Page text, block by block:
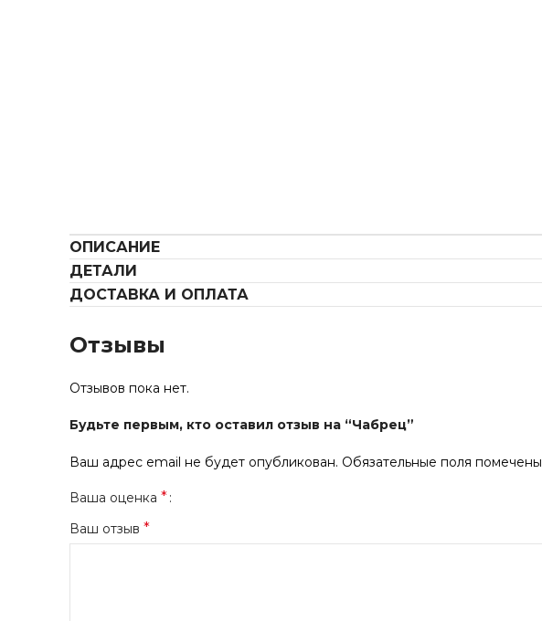
ОПИСАНИЕ
ДЕТАЛИ
ДОСТАВКА И ОПЛАТА
Отзывы
Отзывов пока нет.
Будьте первым, кто оставил отзыв на “Чабрец”
Ваш адрес email не будет опубликован. Обязательные поля помечены
Ваша оценка *
Ваш отзыв *